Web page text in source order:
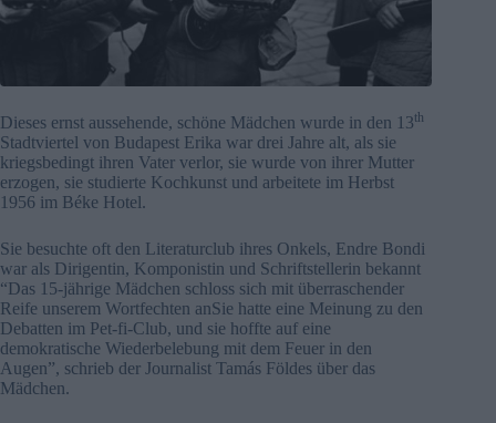
Dieses ernst aussehende, schöne Mädchen wurde in den 13th
Stadtviertel von Budapest Erika war drei Jahre alt, als sie
kriegsbedingt ihren Vater verlor, sie wurde von ihrer Mutter
erzogen, sie studierte Kochkunst und arbeitete im Herbst
1956 im Béke Hotel.
Sie besuchte oft den Literaturclub ihres Onkels, Endre Bondi
war als Dirigentin, Komponistin und Schriftstellerin bekannt
“Das 15-jährige Mädchen schloss sich mit überraschender
Reife unserem Wortfechten anSie hatte eine Meinung zu den
Debatten im Pet-fi-Club, und sie hoffte auf eine
demokratische Wiederbelebung mit dem Feuer in den
Augen”, schrieb der Journalist Tamás Földes über das
Mädchen.